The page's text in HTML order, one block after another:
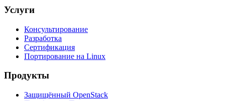
Услуги
Консультирование
Разработка
Сертификация
Портирование на Linux
Продукты
Защищённый OpenStack